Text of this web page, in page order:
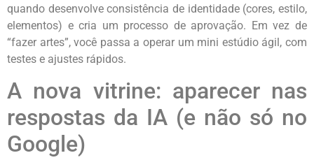
quando desenvolve consistência de identidade (cores, estilo,
elementos) e cria um processo de aprovação. Em vez de
“fazer artes”, você passa a operar um mini estúdio ágil, com
testes e ajustes rápidos.
A nova vitrine: aparecer nas
respostas da IA (e não só no
Google)